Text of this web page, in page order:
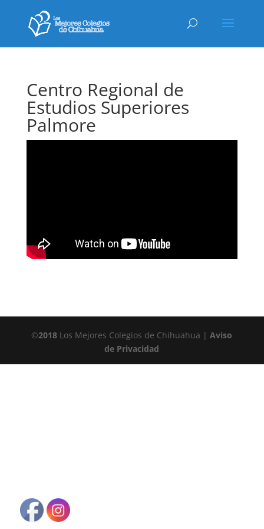
Centro Regional de
Estudios Superiores
Palmore
©2018 Los Mejores Colegios de Chihuahua |Aviso
de Privacidad